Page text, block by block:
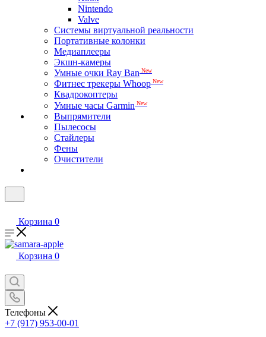
Nintendo
Valve
Системы виртуальной реальности
Портативные колонки
Медиаплееры
Экшн-камеры
Умные очки Ray Ban New
Фитнес трекеры Whoop New
Квадрокоптеры
Умные часы Garmin New
Выпрямители
Пылесосы
Стайлеры
Фены
Очистители
Корзина 0
Корзина 0
Телефоны
+7 (917) 953-00-01